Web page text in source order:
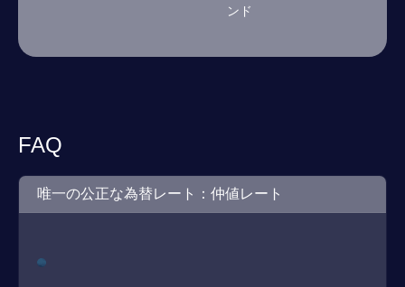
ンド
FAQ
唯一の公正な為替レート：仲値レート